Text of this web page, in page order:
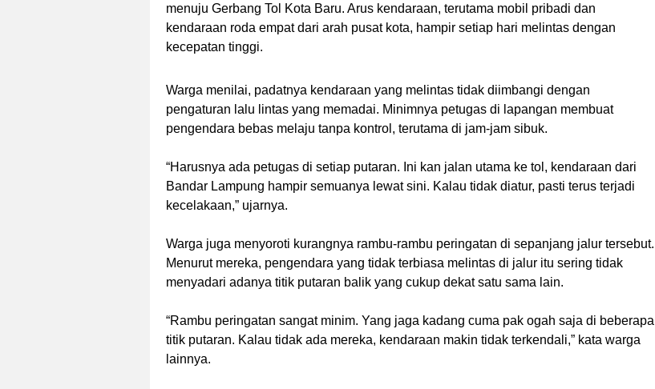
menuju Gerbang Tol Kota Baru. Arus kendaraan, terutama mobil pribadi dan
kendaraan roda empat dari arah pusat kota, hampir setiap hari melintas dengan
kecepatan tinggi.
Warga menilai, padatnya kendaraan yang melintas tidak diimbangi dengan
pengaturan lalu lintas yang memadai. Minimnya petugas di lapangan membuat
pengendara bebas melaju tanpa kontrol, terutama di jam-jam sibuk.
“Harusnya ada petugas di setiap putaran. Ini kan jalan utama ke tol, kendaraan dari
Bandar Lampung hampir semuanya lewat sini. Kalau tidak diatur, pasti terus terjadi
kecelakaan,” ujarnya.
Warga juga menyoroti kurangnya rambu-rambu peringatan di sepanjang jalur tersebut.
Menurut mereka, pengendara yang tidak terbiasa melintas di jalur itu sering tidak
menyadari adanya titik putaran balik yang cukup dekat satu sama lain.
“Rambu peringatan sangat minim. Yang jaga kadang cuma pak ogah saja di beberapa
titik putaran. Kalau tidak ada mereka, kendaraan makin tidak terkendali,” kata warga
lainnya.